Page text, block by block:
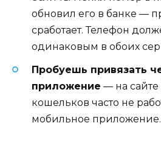
обновил его в банке —
сработает. Телефон
одинаковым в обоих
Пробуешь привязать
приложение — на сайте
кошельков часто не
мобильное приложение.